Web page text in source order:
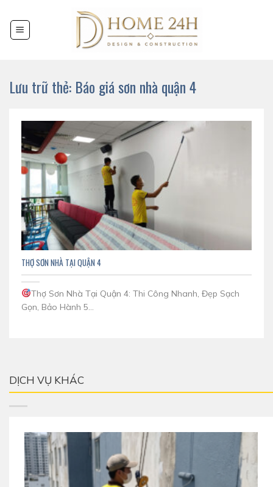
đến
nội
Lưu trữ thẻ: Báo giá sơn nhà quận 4
THỢ SƠN NHÀ TẠI QUẬN 4
Thợ Sơn Nhà Tại Quận 4: Thi Công Nhanh, Đẹp Sạch
Gọn, Bảo Hành 5...
DỊCH VỤ KHÁC